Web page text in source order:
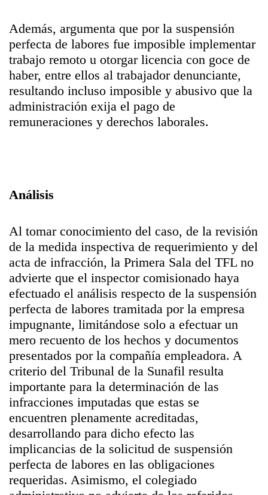
Además, argumenta que por la suspensión
perfecta de labores fue imposible implementar
trabajo remoto u otorgar licencia con goce de
haber, entre ellos al trabajador denunciante,
resultando incluso imposible y abusivo que la
administración exija el pago de
remuneraciones y derechos laborales.
Análisis
Al tomar conocimiento del caso, de la revisión
de la medida inspectiva de requerimiento y del
acta de infracción, la Primera Sala del TFL no
advierte que el inspector comisionado haya
efectuado el análisis respecto de la suspensión
perfecta de labores tramitada por la empresa
impugnante, limitándose solo a efectuar un
mero recuento de los hechos y documentos
presentados por la compañía empleadora. A
criterio del Tribunal de la Sunafil resulta
importante para la determinación de las
infracciones imputadas que estas se
encuentren plenamente acreditadas,
desarrollando para dicho efecto las
implicancias de la solicitud de suspensión
perfecta de labores en las obligaciones
requeridas. Asimismo, el colegiado